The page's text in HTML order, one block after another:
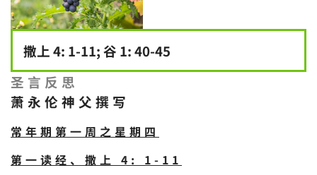
撒上 4: 1-11; 谷 1: 40-45
圣言反思
萧永伦神父撰写
常年期第一周之星期四
第一读经、撒上 4: 1-11